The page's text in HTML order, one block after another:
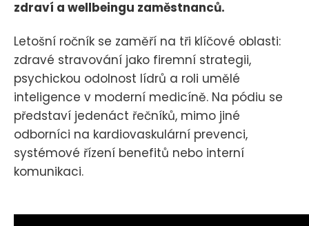
zdraví a wellbeingu zaměstnanců.
Letošní ročník se zaměří na tři klíčové oblasti:
zdravé stravování jako firemní strategii,
psychickou odolnost lídrů a roli umělé
inteligence v moderní medicíně. Na pódiu se
představí jedenáct řečníků, mimo jiné
odborníci na kardiovaskulární prevenci,
systémové řízení benefitů nebo interní
komunikaci.